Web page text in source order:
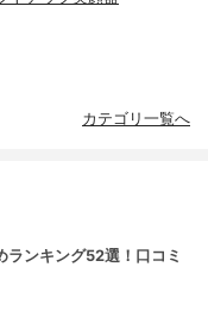
カテゴリ一覧へ
ランキング52選！口コミ